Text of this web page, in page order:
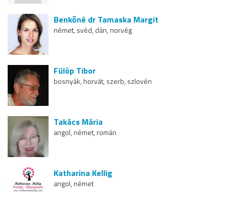
Benkőné dr Tamaska Margit
német, svéd, dán, norvég
Fülöp Tibor
bosnyák, horvát, szerb, szlovén
Takács Mária
angol, német, román
Katharina Kellig
angol, német